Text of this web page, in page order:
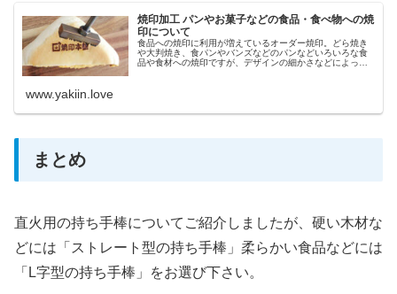
焼印加工 パンやお菓子などの食品・食べ物への焼
印について
食品への焼印に利用が増えているオーダー焼印。どら焼き
や大判焼き、食パンやバンズなどのパンなどいろいろな食
品や食材への焼印ですが、デザインの細かさなどによって
www.yakiin.love
まとめ
直火用の持ち手棒についてご紹介しましたが、硬い木材な
どには「ストレート型の持ち手棒」柔らかい食品などには
「L字型の持ち手棒」をお選び下さい。